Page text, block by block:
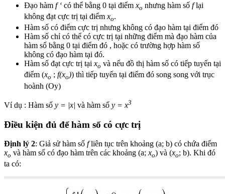
Đạo hàm f ‘ có thể bằng 0 tại điểm xo nhưng hàm số flại
không đạt cực trị tại điểm xo.
Hàm số có điểm cực trị nhưng không có đạo hàm tại điểm đó
Hàm số chỉ có thể có cực trị tại những điểm mà đạo hàm của
hàm số bằng 0 tại điểm đó , hoặc có trường hợp hàm số
không có đạo hàm tại đó.
Hàm số đạt cực trị tại xo và nếu đồ thị hàm số có tiếp tuyến tại
điểm (xo ; f(xo)) thì tiếp tuyến tại điểm đó song song với trục
hoành (Oy)
Ví dụ : Hàm số y = |x| và hàm số y = x3
Điều kiện đủ để hàm số có cực trị
Định lý 2: Giả sử hàm số fliên tục trên khoảng (a; b) có chứa điểm
xo và hàm số có đạo hàm trên các khoảng (a; xo) và (xo; b). Khi đó
ta có: